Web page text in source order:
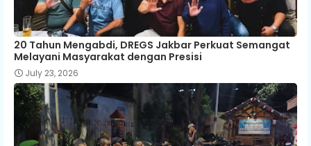
20 Tahun Mengabdi, DREGS Jakbar Perkuat Semangat
Melayani Masyarakat dengan Presisi
July 23, 2026